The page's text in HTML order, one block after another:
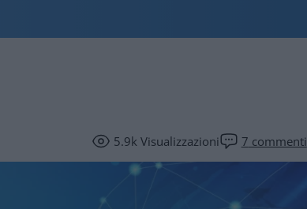
5.9kVisualizzazioni 7 commenti